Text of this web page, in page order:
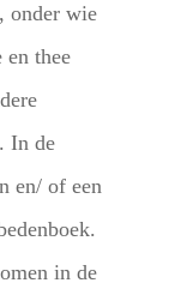
onder wie
thee
In de
en/ of een
in de